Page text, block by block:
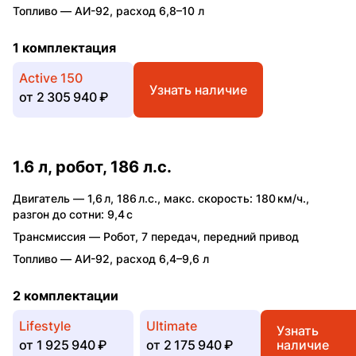
Топливо — АИ-92, расход 6,8–10 л
1 комплектация
Active 150
от 2 305 940 ₽ Узнать наличие
1.6 л, робот, 186 л.с.
Двигатель — 1,6 л, 186 л.с., макс. скорость: 180 км/ч.,
разгон до сотни: 9,4 с
Трансмиссия — Робот, 7 передач, передний привод
Топливо — АИ-92, расход 6,4–9,6 л
2 комплектации
Lifestyle
от 1 925 940 ₽
Ultimate
от 2 175 940 ₽
Узнать
наличие